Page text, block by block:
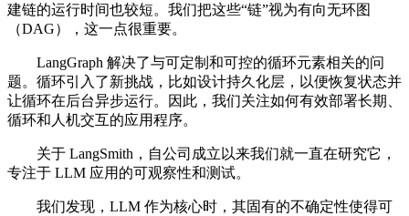
建链的运行时间也较短。我们把这些“链”视为有向无环图
（DAG），这一点很重要。
LangGraph 解决了与可定制和可控的循环元素相关的问
题。循环引入了新挑战，比如设计持久化层，以便恢复状态并
让循环在后台异步运行。因此，我们关注如何有效部署长期、
循环和人机交互的应用程序。
关于 LangSmith，自公司成立以来我们就一直在研究它，
专注于 LLM 应用的可观察性和测试。
我们发现，LLM 作为核心时，其固有的不确定性使得可